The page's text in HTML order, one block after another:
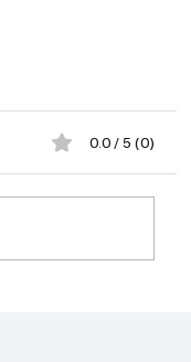
0.0 / 5 (0)